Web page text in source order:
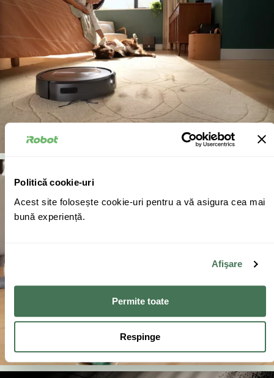
Politică cookie-uri
Acest site folosește cookie-uri pentru a vă asigura cea mai
bună experiență.
Afişare
Permite toate
Respinge